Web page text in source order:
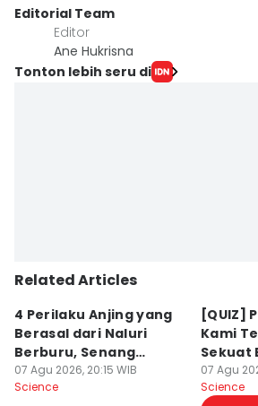
Editorial Team
Editor
Ane Hukrisna
Tonton lebih seru di
Related Articles
4 Perilaku Anjing yang
Berasal dari Naluri
Berburu, Senang
Mengejar!
07 Agu 2026, 20:15 WIB
Science
[QUIZ]
Kami
Sekuat
07 Agu
Science